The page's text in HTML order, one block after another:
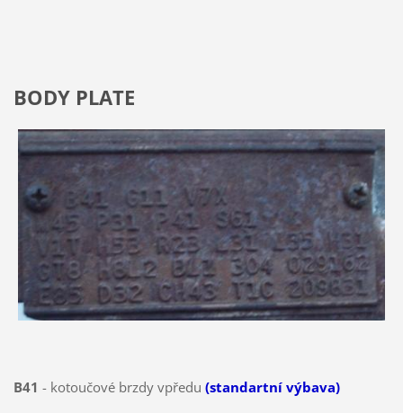
BODY PLATE
B41 - kotoučové brzdy vpředu (standartní výbava)